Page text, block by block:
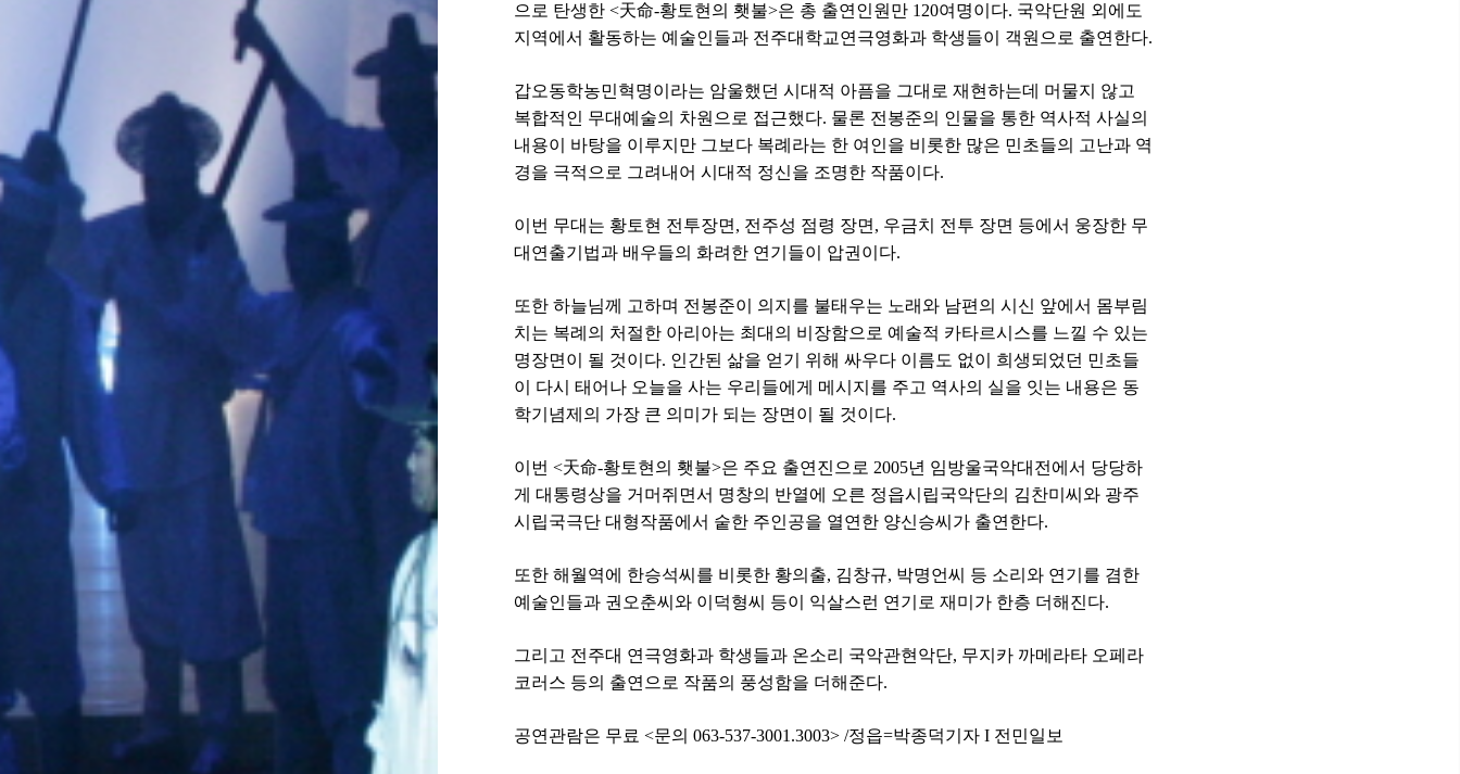
으로 탄생한<天命-황토현의 횃불>은 총 출연인원만 120여명이다. 국악단원 외에도
지역에서 활동하는 예술인들과 전주대학교연극영화과 학생들이 객원으로 출연한다.
갑오동학농민혁명이라는 암울했던 시대적 아픔을 그대로 재현하는데 머물지 않고
복합적인 무대예술의 차원으로 접근했다. 물론 전봉준의 인물을 통한 역사적 사실의
내용이 바탕을 이루지만 그보다 복례라는 한 여인을 비롯한 많은 민초들의 고난과 역
경을 극적으로 그려내어 시대적 정신을 조명한 작품이다.
이번 무대는 황토현 전투장면 , 전주성 점령 장면 , 우금치 전투 장면 등에서 웅장한 무
대연출기법과 배우들의 화려한 연기들이 압권이다.
또한 하늘님께 고하며 전봉준이 의지를 불태우는 노래와 남편의 시신 앞에서 몸부림
치는 복례의 처절한 아리아는 최대의 비장함으로 예술적 카타르시스를 느낄 수 있는
명장면이 될 것이다. 인간된 삶을 얻기 위해 싸우다 이름도 없이 희생되었던 민초들
이 다시 태어나 오늘을 사는 우리들에게 메시지를 주고 역사의 실을 잇는 내용은 동
학기념제의 가장 큰 의미가 되는 장면이 될 것이다.
이번<天命-황토현의 횃불>은 주요 출연진으로 2005년 임방울국악대전에서 당당하
게 대통령상을 거머쥐면서 명창의 반열에 오른 정읍시립국악단의 김찬미씨와 광주
시립국극단 대형작품에서 숱한 주인공을 열연한 양신승씨가 출연한다.
또한 해월역에 한승석씨를 비롯한 황의출, 김창규, 박명언씨 등 소리와 연기를 겸한
예술인들과 권오춘씨와 이덕형씨 등이 익살스런 연기로 재미가 한층 더해진다.
그리고 전주대 연극영화과 학생들과 온소리 국악관현악단, 무지카 까메라타 오페라
코러스 등의 출연으로 작품의 풍성함을 더해준다.
공연관람은 무료<문의063-537-3001.3003> /정읍=박종덕기자I 전민일보